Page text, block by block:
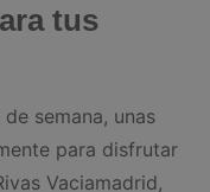
tus
semana, unas
para disfrutar
Vaciamadrid,